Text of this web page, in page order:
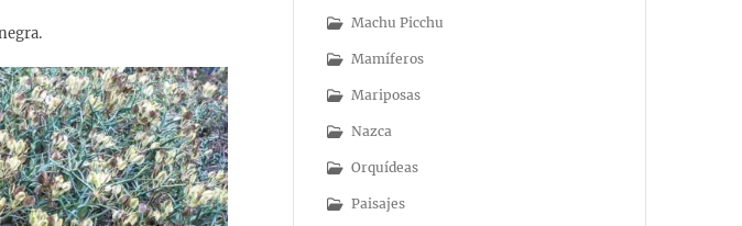
Machu Picchu
Mamíferos
Mariposas
Nazca
Orquídeas
Paisajes